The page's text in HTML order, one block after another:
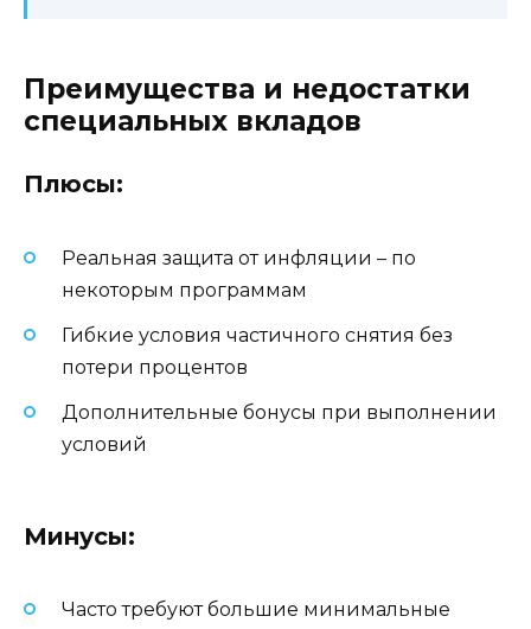
Преимущества и недостатки
специальных вкладов
Плюсы:
Реальная защита от инфляции – по
некоторым программам
Гибкие условия частичного снятия без
потери процентов
Дополнительные бонусы при выполнении
условий
Минусы:
Часто требуют большие минимальные